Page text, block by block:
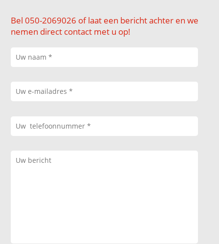
Bel 050-2069026 of laat een bericht achter en we
nemen direct contact met u op!